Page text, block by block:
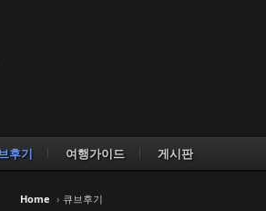
후기 여행가이드 게시판
Home › 큐브후기